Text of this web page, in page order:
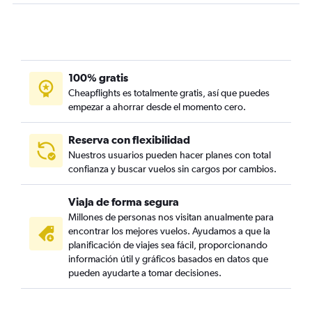
100% gratis
Cheapflights es totalmente gratis, así que puedes
empezar a ahorrar desde el momento cero.
Reserva con flexibilidad
Nuestros usuarios pueden hacer planes con total
confianza y buscar vuelos sin cargos por cambios.
Viaja de forma segura
Millones de personas nos visitan anualmente para
encontrar los mejores vuelos. Ayudamos a que la
planificación de viajes sea fácil, proporcionando
información útil y gráficos basados en datos que
pueden ayudarte a tomar decisiones.